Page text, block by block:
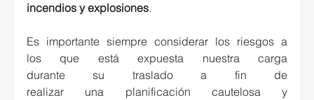
incendios y explosiones.
Es importante siempre considerar los riesgos a
los que está expuesta nuestra carga
durante su traslado a fin de
realizar una planificación cautelosa y